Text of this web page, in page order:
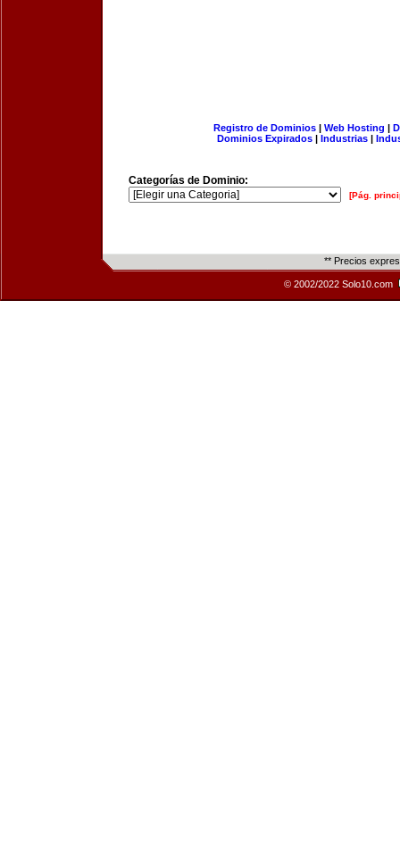
Registro de Dominios| Web Hosting |
Dominios Expirados | Industrias |
Categorías de Dominio:
[Pág.
** Precios
© 2002/2022 Solo10.com